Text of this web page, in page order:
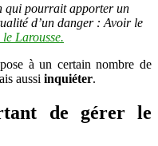
qui pourrait apporter un
d’un danger : Avoir le
le Larousse.
à un certain nombre de
aussi inquiéter.
de gérer le